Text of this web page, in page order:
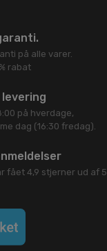
på alle varer.
rabat
levering
på hverdage,
dag (16:30 fredag).
fået 4,9 stjerner ud af 5